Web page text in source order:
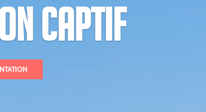
CAPTIF